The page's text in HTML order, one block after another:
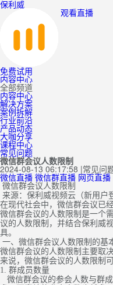
保利威
观看直播
免费试用
内容中心
全部频道
内容中心
解决方案
案例拆解
行业前沿
产品动态
大咖分享
课程中心
常见问题
微信群会议人数限制
2024-08-13 06:17:58 |常见问
微信直播 微信群直播 网页直播
微信群会议人数限制
来源：保利威视频云（新用户
在现代社会中，微信群会议已
微信群会议的人数限制是一个
议的人数限制，并结合保利威
具。
一、微信群会议人数限制的基
微信群会议的人数限制主要取
来说，微信群会议的人数限制
1. 群成员数量
微信群会议的参会人数与群